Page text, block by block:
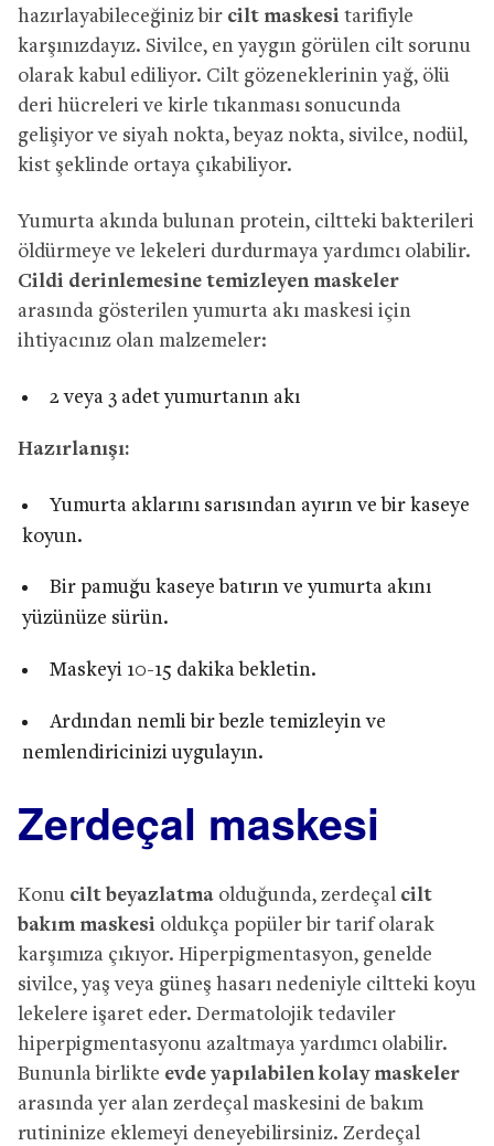
hazırlayabileceğiniz bir cilt maskesi tarifiyle
karşınızdayız. Sivilce, en yaygın görülen cilt sorunu
olarak kabul ediliyor. Cilt gözeneklerinin yağ, ölü
deri hücreleri ve kirle tıkanması sonucunda
gelişiyor ve siyah nokta, beyaz nokta, sivilce, nodül,
kist şeklinde ortaya çıkabiliyor.
Yumurta akında bulunan protein, ciltteki bakterileri
öldürmeye ve lekeleri durdurmaya yardımcı olabilir.
Cildi derinlemesine temizleyen maskeler
arasında gösterilen yumurta akı maskesi için
ihtiyacınız olan malzemeler:
2 veya 3 adet yumurtanın akı
Hazırlanışı:
Yumurta aklarını sarısından ayırın ve bir kaseye
koyun.
Bir pamuğu kaseye batırın ve yumurta akını
yüzünüze sürün.
Maskeyi 10-15 dakika bekletin.
Ardından nemli bir bezle temizleyin ve
nemlendiricinizi uygulayın.
Zerdeçal maskesi
Konu cilt beyazlatma olduğunda, zerdeçal cilt
bakım maskesi oldukça popüler bir tarif olarak
karşımıza çıkıyor. Hiperpigmentasyon, genelde
sivilce, yaş veya güneş hasarı nedeniyle ciltteki koyu
lekelere işaret eder. Dermatolojik tedaviler
hiperpigmentasyonu azaltmaya yardımcı olabilir.
Bununla birlikte evde yapılabilen kolay maskeler
arasında yer alan zerdeçal maskesini de bakım
rutininize eklemeyi deneyebilirsiniz. Zerdeçal